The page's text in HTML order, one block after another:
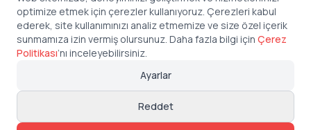
optimize etmek için çerezler kullanıyoruz. Çerezleri kabul
ederek, site kullanımınızı analiz etmemize ve size özel içerik
sunmamıza izin vermiş olursunuz. Daha fazla bilgi için Çerez
Politikası’nı inceleyebilirsiniz.
Ayarlar
Reddet